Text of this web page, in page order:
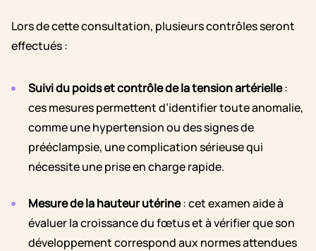
Lors de cette consultation, plusieurs contrôles seront
effectués :
Suivi du poids et contrôle de la tension artérielle:
ces mesures permettent d’identifier toute anomalie,
comme une hypertension ou des signes de
prééclampsie, une complication sérieuse qui
nécessite une prise en charge rapide.
Mesure de la hauteur utérine: cet examen aide à
évaluer la croissance du fœtus et à vérifier que son
développement correspond aux normes attendues